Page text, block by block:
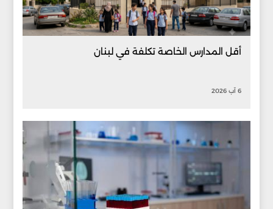
أقل المدارس الخاصة تكلفة في لبنان
6 آب 2026